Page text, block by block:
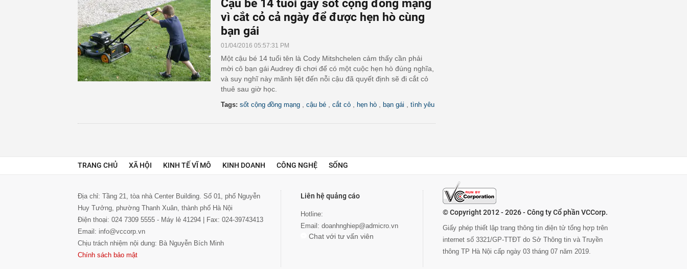
Cậu bé 14 tuổi gây sốt cộng đồng mạng
vì cắt cỏ cả ngày để được hẹn hò cùng
bạn gái
01/04/2016 05:57:31 PM
Một cậu bé 14 tuổi tên là Cody Mitshchelen cảm thấy cần phải
mời cô bạn gái Audrey đi chơi để có một cuộc hẹn hò đúng nghĩa,
và suy nghĩ này mãnh liệt đến nỗi cậu đã quyết định sẽ đi cắt cỏ
thuê sau giờ học.
Tags: sốt cộng đồng mạng cậu bé cắt cỏ hẹn hò bạn gái tình yêu
TRANG CHỦ XÃ HỘI KINH TẾ VĨ MÔ KINH DOANH CÔNG NGHỆ SỐNG
Địa chỉ: Tầng 21, tòa nhà Center Building. Số 01, phố Nguyễn
Huy Tưởng, phường Thanh Xuân, thành phố Hà Nội
Điện thoại: 024 7309 5555 - Máy lẻ 41294 | Fax: 024-39743413
Email: info@vccorp.vn
Chịu trách nhiệm nội dung: Bà Nguyễn Bích Minh
Chính sách bảo mật
Liên hệ quảng cáo
Hotline:
Email: doanhnghiep@admicro.vn
Chat với tư vấn viên
© Copyright 2012 - 2026 - Công ty Cổ phần VCCorp.
Giấy phép thiết lập trang thông tin điện tử tổng hợp trên
internet số 3321/GP-TTĐT do Sở Thông tin và Truyền
thông TP Hà Nội cấp ngày 03 tháng 07 năm 2019.